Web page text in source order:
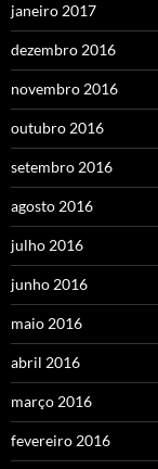
janeiro 2017
dezembro 2016
novembro 2016
outubro 2016
setembro 2016
agosto 2016
julho 2016
junho 2016
maio 2016
abril 2016
março 2016
fevereiro 2016